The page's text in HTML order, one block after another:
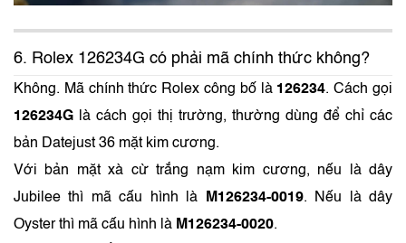
6. Rolex 126234G có phải mã chính thức không?
Không. Mã chính thức Rolex công bố là 126234. Cách gọi
126234G là cách gọi thị trường, thường dùng để chỉ các
bản Datejust 36 mặt kim cương.
Với bản mặt xà cừ trắng nạm kim cương, nếu là dây
Jubilee thì mã cấu hình là
M126234-0019. Nếu là dây
Oyster thì mã cấu hình là M126234-0020.